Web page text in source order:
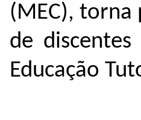
(MEC), torna
de
Educação